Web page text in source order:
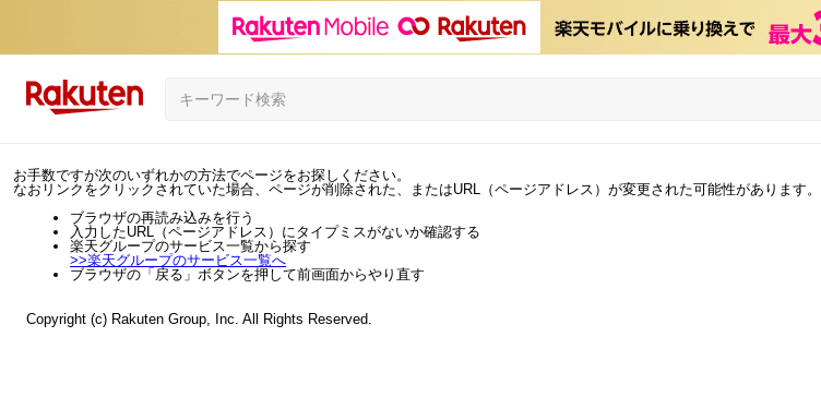
お手数ですが次のいずれかの方法でページをお探しください。
なおリンクをクリックされていた場合、ページが削除された、またはURL（ページアドレス）が変更された可能性があります。
ブラウザの再読み込みを行う
入力したURL（ページアドレス）にタイプミスがないか確認する
楽天グループのサービス一覧から探す
>>楽天グループのサービス一覧へ
ブラウザの「戻る」ボタンを押して前画面からやり直す
Copyright (c) Rakuten Group, Inc. All Rights Reserved.